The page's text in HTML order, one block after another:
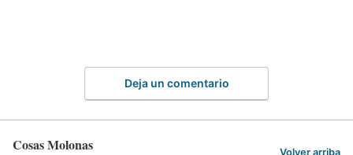
Deja un comentario
Cosas Molonas Volver arriba